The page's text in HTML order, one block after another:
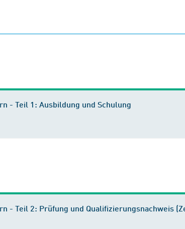
- Teil 1: Ausbildung und Schulung
- Teil 2: Prüfung und Qualifizierungsnachweis